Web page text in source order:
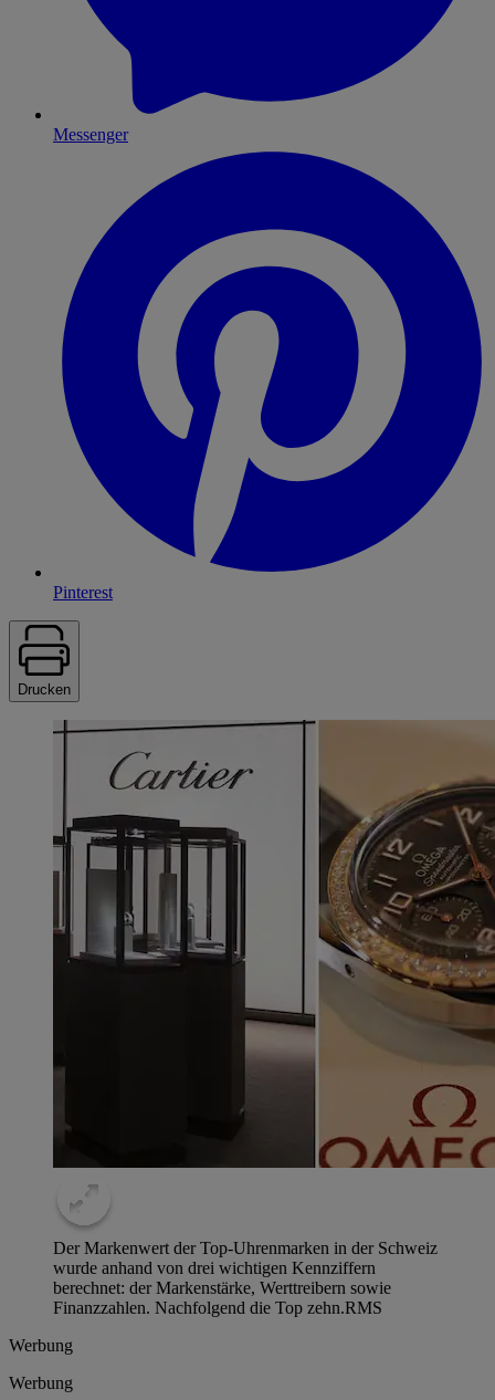
Messenger
Pinterest
Drucken
Der Markenwert der Top-Uhrenmarken in der Schweiz
wurde anhand von drei wichtigen Kennziffern
berechnet: der Markenstärke, Werttreibern sowie
Finanzzahlen. Nachfolgend die Top zehn.RMS
Werbung
Werbung